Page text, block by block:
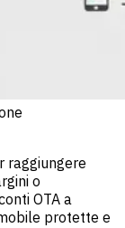
raggiungere
o
OTA a
protette e